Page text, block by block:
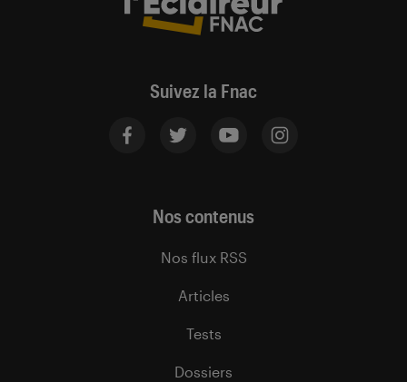
Suivez la Fnac
Nos contenus
Nos flux RSS
Articles
Tests
Dossiers